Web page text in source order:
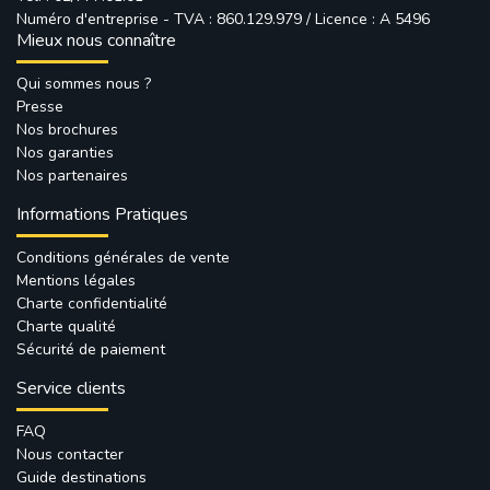
Numéro d'entreprise - TVA : 860.129.979 / Licence : A 5496
Mieux nous connaître
Qui sommes nous ?
Presse
Nos brochures
Nos garanties
Nos partenaires
Informations Pratiques
Conditions générales de vente
Mentions légales
Charte confidentialité
Charte qualité
Sécurité de paiement
Service clients
FAQ
Nous contacter
Guide destinations